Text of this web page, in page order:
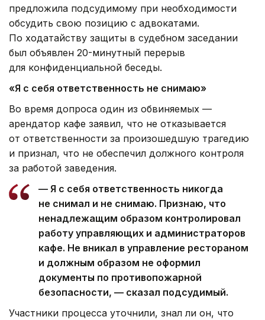
предложила подсудимому при необходимости
обсудить свою позицию с адвокатами.
По ходатайству защиты в судебном заседании
был объявлен 20-минутный перерыв
для конфиденциальной беседы.
«Я с себя ответственность не снимаю»
Во время допроса один из обвиняемых —
арендатор кафе заявил, что не отказывается
от ответственности за произошедшую трагедию
и признал, что не обеспечил должного контроля
за работой заведения.
— Я с себя ответственность никогда
не снимал и не снимаю. Признаю, что
ненадлежащим образом контролировал
работу управляющих и администраторов
кафе. Не вникал в управление рестораном
и должным образом не оформил
документы по противопожарной
безопасности, — сказал подсудимый.
Участники процесса уточнили, знал ли он, что